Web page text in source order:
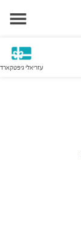
עזריאלי גיפטקארד